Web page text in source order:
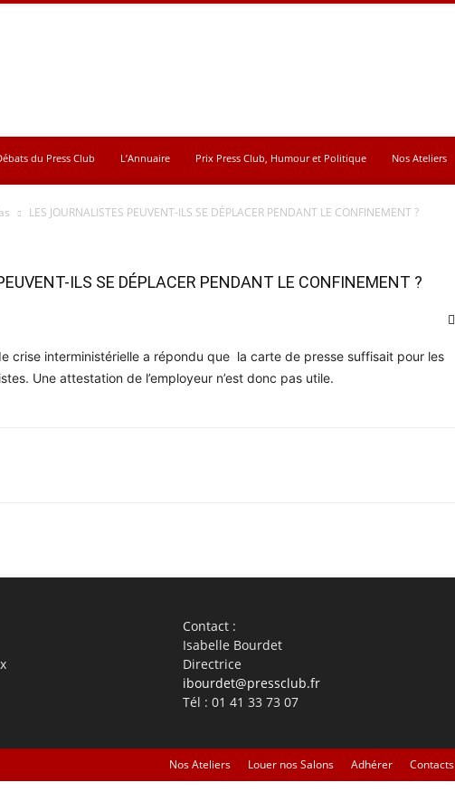
du Press Club L’Annuaire Prix Press Club, Humour et Politique Nos Ateliers
LES JOURNALISTES PEUVENT-ILS SE DÉPLACER PENDANT LE CONFINEMENT ?
ILS SE DÉPLACER PENDANT LE CONFINEMENT ?
crise interministérielle a répondu que la carte de presse suffisait pour les
Une attestation de l’employeur n’est donc pas utile.
Contact :
Isabelle Bourdet
Directrice
ibourdet@pressclub.fr
Tél : 01 41 33 73 07
Nos Ateliers Louer nos Salons Adhérer Contacts